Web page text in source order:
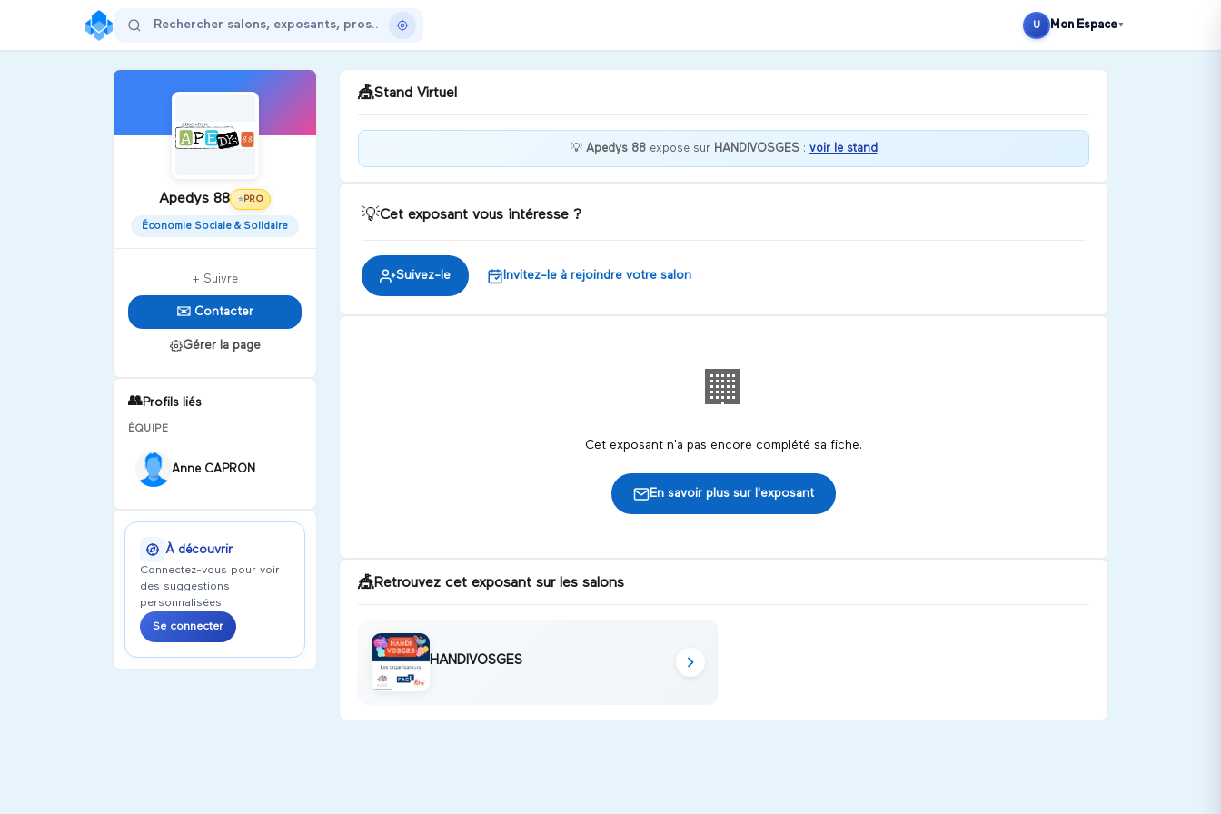
U Mon Espace ▼
Apedys 88 ⭐ PRO
Économie Sociale & Solidaire
+ Suivre
✉️ Contacter
Gérer la page
👥Profils liés
ÉQUIPE
Anne CAPRON
À découvrir
Connectez-vous pour voir
des suggestions
personnalisées
Se connecter
🎪Stand Virtuel
💡 Apedys 88expose sur HANDIVOSGES: voir le stand
💡Cet exposant vous intéresse ?
Suivez-le Invitez-le à rejoindre votre salon
🏢
Cet exposant n'a pas encore complété sa fiche.
En savoir plus sur l'exposant
🎪Retrouvez cet exposant sur les salons
HANDIVOSGES